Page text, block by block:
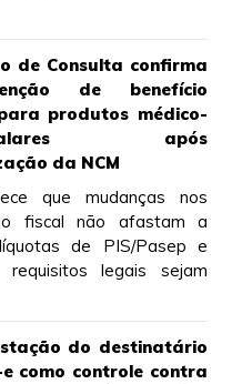
de Consulta confirma
de benefício
produtos médico-
após
da NCM
que mudanças nos
fiscal não afastam a
de PIS/Pasep e
legais sejam
do destinatário
como controle contra